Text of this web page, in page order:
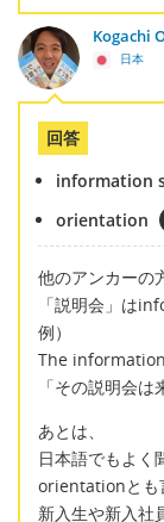
Kogachi
日本
回答
information
orientation
他のアンカーの
「説明会」は
例）
The
「その説明会は
あとは、
日本語でもよく
orientationとも
新入生や新入社